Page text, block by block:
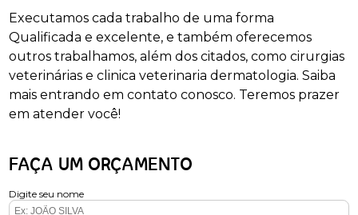
Executamos cada trabalho de uma forma
Qualificada e excelente, e também oferecemos
outros trabalhamos, além dos citados, como cirurgias
veterinárias e clinica veterinaria dermatologia. Saiba
mais entrando em contato conosco. Teremos prazer
em atender você!
FAÇA UM ORÇAMENTO
Digite seu nome